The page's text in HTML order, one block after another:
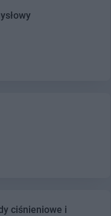
ciśnieniowe i